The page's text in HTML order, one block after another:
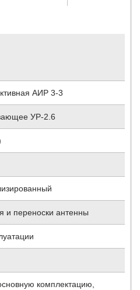
АИР 3-3
УР-2.6
и переноски антенны
комплектацию,